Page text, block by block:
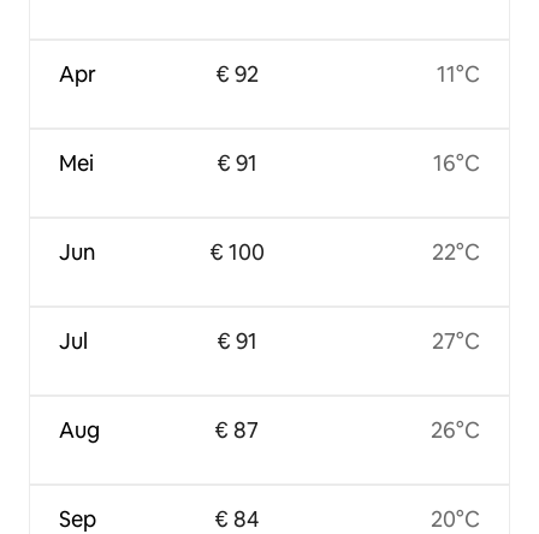
Apr
Mei
Jun
Jul
Aug
Sep
€ 92
€ 91
€ 100
€ 91
€ 87
€ 84
11°C
16°C
22°C
27°C
26°C
20°C